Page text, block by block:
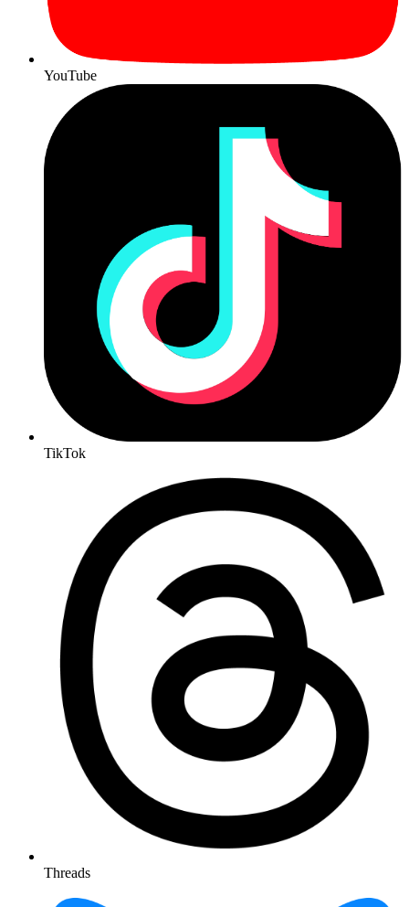
YouTube
TikTok
Threads